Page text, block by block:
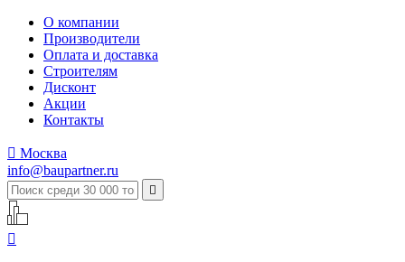
О компании
Производители
Оплата и доставка
Строителям
Дисконт
Акции
Контакты
 Москва
info@baupartner.ru

